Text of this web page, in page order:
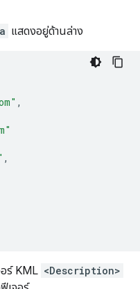
แสดงอยู่ด้านล่าง
,
,
ร์ KML <Description>